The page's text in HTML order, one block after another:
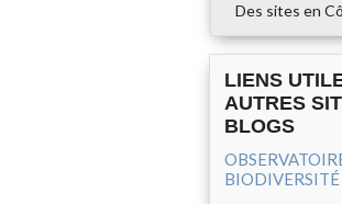
Des sites en
LIENS
AUTRES
BLOGS